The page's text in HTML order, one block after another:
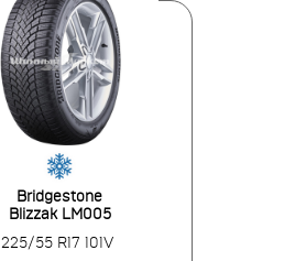
Bridgestone
Blizzak LM005
225/55 R17 101V